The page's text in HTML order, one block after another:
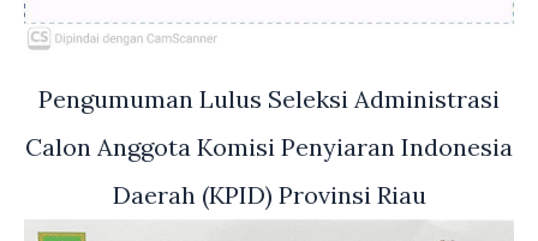
Pengumuman Lulus Seleksi Administrasi
Calon Anggota Komisi Penyiaran Indonesia
Daerah (KPID) Provinsi Riau